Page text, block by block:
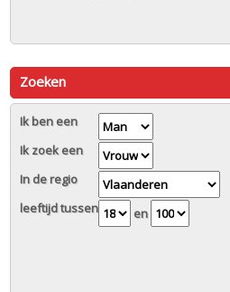
Zoeken
Ik ben een
Ik zoek een
In de regio
leeftijd tussen
en